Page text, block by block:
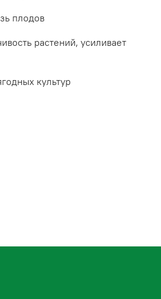
плодов
растений, усиливает
культур